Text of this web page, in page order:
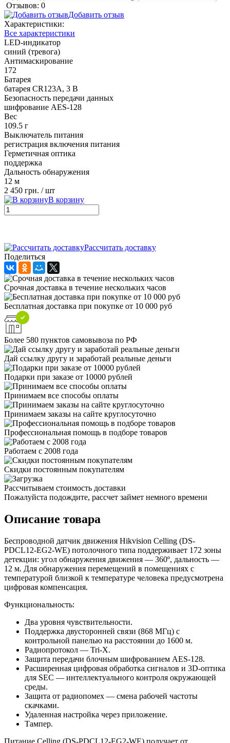
Отзывов: 0
Добавить отзыв
Характеристики:
Все характеристики
LED-индикатор
синий (тревога)
Антимаскирование
172
Батарея
батарея CR123A, 3 В
Безопасность передачи данных
шифрование AES-128
Вес
109.5 г
Выключатель питания
регистрация включения питания
Герметичная оптика
поддержка
Дальность обнаружения
12 м
2 450 грн. / шт
В корзину
Рассчитать доставку
Поделиться
Cрочная доставка в течение нескольких часов
Бесплатная доставка при покупке от 10 000 руб
Более 580 пунктов самовывоза по РФ
Дай ссылку другу и заработай реальные деньги
Подарки при заказе от 10000 рублей
Принимаем все способы оплаты
Принимаем заказы на сайте круглосуточно
Профессиональная помощь в подборе товаров
Работаем с 2008 года
Скидки постоянным покупателям
Рассчитываем стоимость доставки
Пожалуйста подождите, рассчет займет немного времени
Описание товара
Беспроводной датчик движения Hikvision Celling (DS-
PDCL12-EG2-WE) потолочного типа поддерживает 172 зоны
детекции: угол обнаружения движения — 360º, дальность —
12 м. Для обнаружения перемещений в помещениях с
температурой близкой к температуре человека предусмотрена
цифровая компенсация.
Функциональность:
Два уровня чувствительности.
Поддержка двусторонней связи (868 МГц) с
контрольной панелью на расстоянии до 1600 м.
Радиопротокол — Tri-X.
Защита передачи блочным шифрованием AES-128.
Расширенная цифровая обработка сигналов и 3D-оптика
для SEC — интеллектуального контроля окружающей
среды.
Защита от радиопомех — смена рабочей частоты
скачками.
Удаленная настройка через приложение.
Тампер.
Питание Celling (DS-PDCL12-EG2-WE) получает от